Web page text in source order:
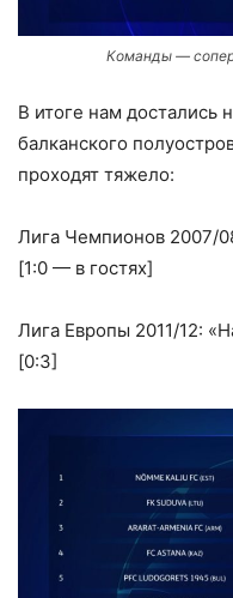
Команды —
В итоге нам достались
балканского
проходят тяжело:
Лига Чемпионов 2007/
[1:0 — в гостях]
Лига Европы 2011/12:
[0:3]